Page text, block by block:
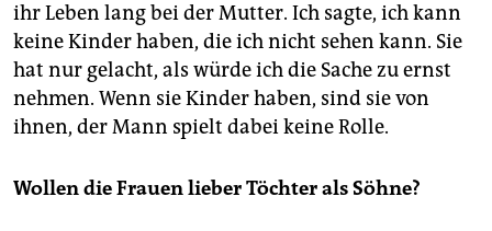
ihr Leben lang bei der Mutter. Ich sagte, ich kann
keine Kinder haben, die ich nicht sehen kann. Sie
hat nur gelacht, als würde ich die Sache zu ernst
nehmen. Wenn sie Kinder haben, sind sie von
ihnen, der Mann spielt dabei keine Rolle.
Wollen die Frauen lieber Töchter als Söhne?